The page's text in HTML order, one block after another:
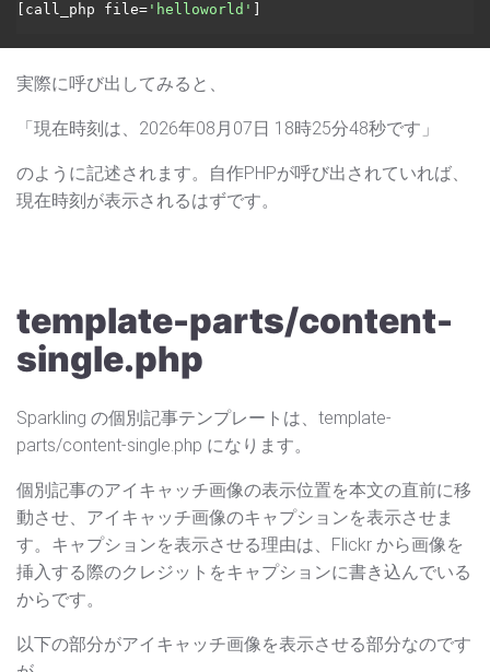
[call_php file= 'helloworld'
実際に呼び出してみると、
「現在時刻は、2026年08月07日 18時25分48秒です」
のように記述されます。自作PHPが呼び出されていれば、
現在時刻が表示されるはずです。
template-parts/content-
single.php
Sparkling の個別記事テンプレートは、template-
parts/content-single.php になります。
個別記事のアイキャッチ画像の表示位置を本文の直前に移
動させ、アイキャッチ画像のキャプションを表示させま
す。キャプションを表示させる理由は、Flickr から画像を
挿入する際のクレジットをキャプションに書き込んでいる
からです。
以下の部分がアイキャッチ画像を表示させる部分なのです